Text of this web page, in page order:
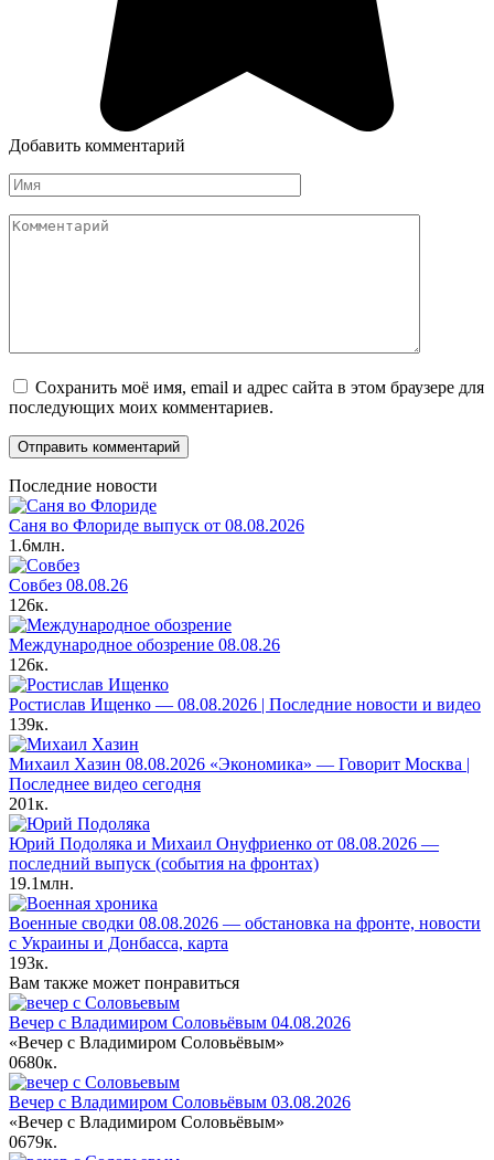
Добавить комментарий
Имя
Комментарий
Сохранить моё имя, email и адрес сайта в этом браузере для
последующих моих комментариев.
Последние новости
Саня во Флориде выпуск от 08.08.2026
1.6млн.
Совбез 08.08.26
126к.
Международное обозрение 08.08.26
126к.
Ростислав Ищенко — 08.08.2026 | Последние новости и видео
139к.
Михаил Хазин 08.08.2026 «Экономика» — Говорит Москва |
Последнее видео сегодня
201к.
Юрий Подоляка и Михаил Онуфриенко от 08.08.2026 —
последний выпуск (события на фронтах)
19.1млн.
Военные сводки 08.08.2026 — обстановка на фронте, новости
с Украины и Донбасса, карта
193к.
Вам также может понравиться
Вечер с Владимиром Соловьёвым 04.08.2026
«Вечер с Владимиром Соловьёвым»
0680к.
Вечер с Владимиром Соловьёвым 03.08.2026
«Вечер с Владимиром Соловьёвым»
0679к.